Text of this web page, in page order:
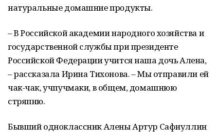
натуральные домашние продукты.
– В Российской академии народного хозяйства и
государственной службы при президенте
Российской Федерации учится наша дочь Алена,
– рассказала Ирина Тихонова. – Мы отправили ей
чак-чак, учпучмаки, в общем, домашнюю
стряпню.
Бывший одноклассник Алены Артур Сафиуллин